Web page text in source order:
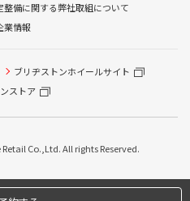
整備に関する弊社取組について
業情報
ブリヂストンホイールサイト
ストア
Co.,Ltd. All rights Reserved.